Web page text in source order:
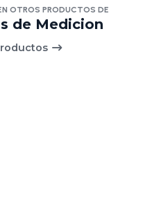
OTROS PRODUCTOS DE
de Medicion